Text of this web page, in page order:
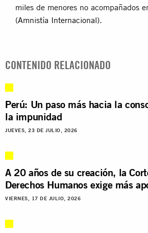
miles de menores no acompañados
(Amnistía Internacional).
CONTENIDO RELACIONADO
Perú: Un paso más hacia la
la impunidad
JUEVES, 23 DE JULIO, 2026
A 20 años de su creación, la
Derechos Humanos exige más
VIERNES, 17 DE JULIO, 2026